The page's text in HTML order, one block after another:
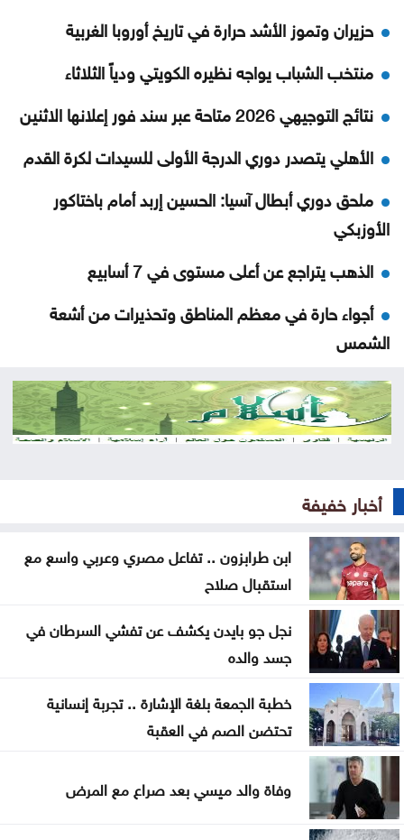
حزيران وتموز الأشد حرارة في تاريخ أوروبا الغربية
منتخب الشباب يواجه نظيره الكويتي ودياً الثلاثاء
نتائج التوجيهي 2026 متاحة عبر سند فور إعلانها الاثنين
الأهلي يتصدر دوري الدرجة الأولى للسيدات لكرة القدم
ملحق دوري أبطال آسيا: الحسين إربد أمام باختاكور
الأوزبكي
الذهب يتراجع عن أعلى مستوى في 7 أسابيع
أجواء حارة في معظم المناطق وتحذيرات من أشعة
الشمس
الله يلعن الشبح
نتائج التوجيهي 2026 في الأردن اليوم .. رابط الاستعلام
منع مواطن من السلام على العيسوي .. وما فعله رئيس
الديوان يشعل التفاعل
حشد أكثر من مئتي عنصر إطفاء لإخماد حريق في جنوب
فرنسا
متحدث عسكري يمني: الحوثيون يستأنفون هجماتهم
على ميناء المخا
غزة .. إصابة 7 فلسطينيين بإطلاق نار إسرائيلي الأحد
إيران .. تعيين محسن رضائي أمينا عاما للمجلس الأعلى
للأمن القومي
القناة 13: خلافات تل أبيب وواشنطن تتعمق بشأن إنهاء
أخبار خفيفة
ابن طرابزون .. تفاعل مصري وعربي واسع مع
استقبال صلاح
نجل جو بايدن يكشف عن تفشي السرطان في
جسد والده
خطبة الجمعة بلغة الإشارة .. تجربة إنسانية
تحتضن الصم في العقبة
وفاة والد ميسي بعد صراع مع المرض